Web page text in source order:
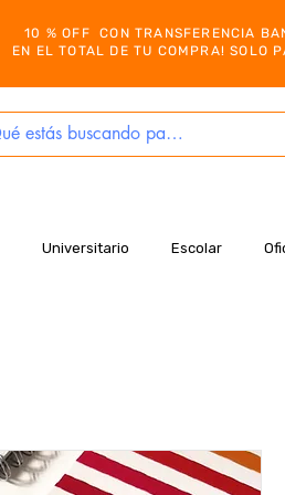
10 % OFF CON TRANSFERENCIA
EN EL TOTAL DE TU COMPRA! SOLO
Universitario Escolar